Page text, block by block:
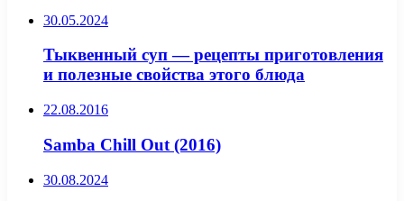
30.05.2024
Тыквенный суп — рецепты приготовления
и полезные свойства этого блюда
22.08.2016
Samba Chill Out (2016)
30.08.2024